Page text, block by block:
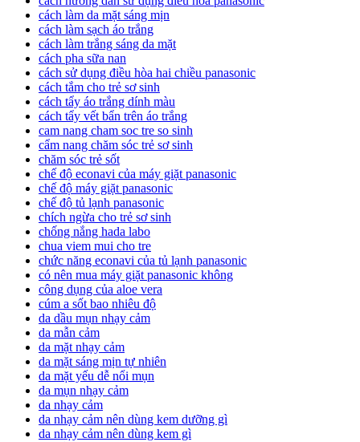
cách làm da mặt sáng mịn
cách làm sạch áo trắng
cách làm trắng sáng da mặt
cách pha sữa nan
cách sử dụng điều hòa hai chiều panasonic
cách tắm cho trẻ sơ sinh
cách tẩy áo trắng dính màu
cách tẩy vết bẩn trên áo trắng
cam nang cham soc tre so sinh
cẩm nang chăm sóc trẻ sơ sinh
chăm sóc trẻ sốt
chế độ econavi của máy giặt panasonic
chế độ máy giặt panasonic
chế độ tủ lạnh panasonic
chích ngừa cho trẻ sơ sinh
chống nắng hada labo
chua viem mui cho tre
chức năng econavi của tủ lạnh panasonic
có nên mua máy giặt panasonic không
công dụng của aloe vera
cúm a sốt bao nhiêu độ
da dầu mụn nhạy cảm
da mẫn cảm
da mặt nhạy cảm
da mặt sáng mịn tự nhiên
da mặt yếu dễ nổi mụn
da mụn nhạy cảm
da nhạy cảm
da nhạy cảm nên dùng kem dưỡng gì
da nhạy cảm nên dùng kem gì